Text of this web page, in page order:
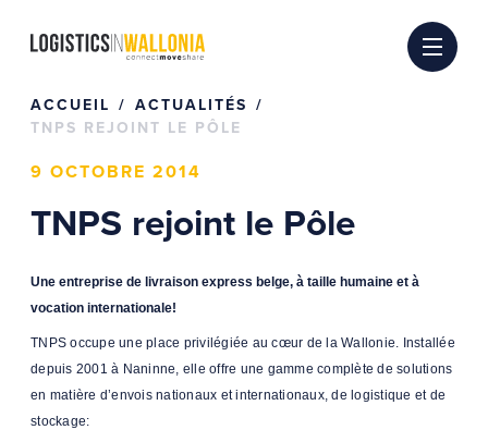
ACCUEIL
ACTUALITÉS
TNPS REJOINT LE PÔLE
9 OCTOBRE 2014
TNPS rejoint le Pôle
Une entreprise de livraison express belge, à taille humaine et à
vocation internationale!
TNPS occupe une place privilégiée au cœur de la Wallonie. Installée
depuis 2001 à Naninne, elle offre une gamme complète de solutions
en matière d’envois nationaux et internationaux, de logistique et de
stockage: